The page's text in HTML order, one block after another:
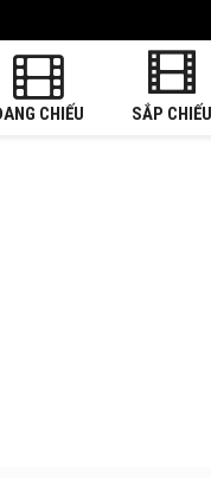
CHIẾU SẮP CHIẾU